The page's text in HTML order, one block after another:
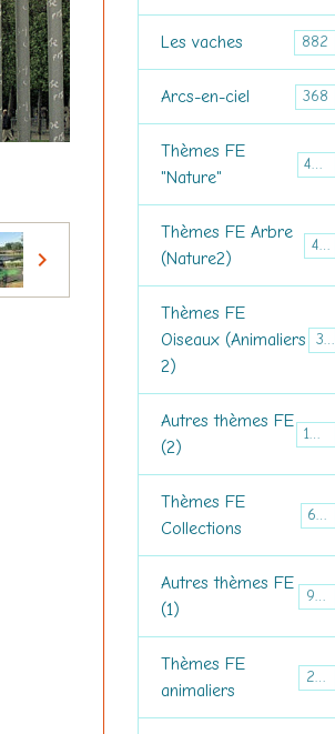
Les vaches 882
Arcs-en-ciel 368
Thèmes FE
"Nature"
460
Thèmes FE Arbre
(Nature2)
476
Thèmes FE
Oiseaux (Animaliers
2)
374
Autres thèmes FE
(2)
1271
Thèmes FE
Collections
679
Autres thèmes FE
(1)
953
Thèmes FE
animaliers
298